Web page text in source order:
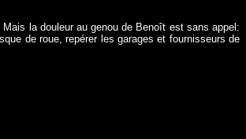
la douleur au genou de Benoît est sans appel:
de roue, repérer les garages et fournisseurs de